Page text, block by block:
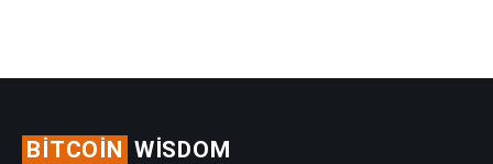
BITCOIN WISDOM